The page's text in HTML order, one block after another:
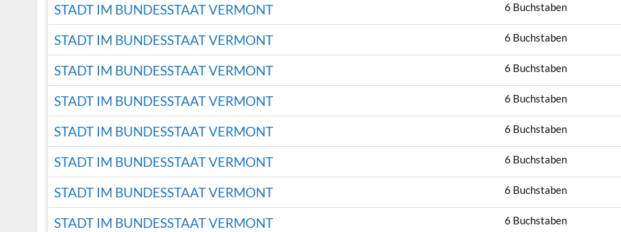
STADT IM BUNDESSTAAT VERMONT 6 Buchstaben
STADT IM BUNDESSTAAT VERMONT 6 Buchstaben
STADT IM BUNDESSTAAT VERMONT 6 Buchstaben
STADT IM BUNDESSTAAT VERMONT 6 Buchstaben
STADT IM BUNDESSTAAT VERMONT 6 Buchstaben
STADT IM BUNDESSTAAT VERMONT 6 Buchstaben
STADT IM BUNDESSTAAT VERMONT 6 Buchstaben
STADT IM BUNDESSTAAT VERMONT 6 Buchstaben